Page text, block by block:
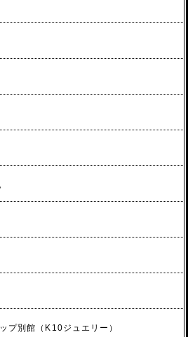
別館（K10ジュエリー）